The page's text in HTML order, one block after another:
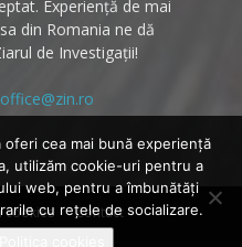
Experiență de mai
din Romania ne dă
de Investigații!
office@zin.ro
cookies Contact
cea mai bună experiență
utilizăm cookie-uri pentru a
web, pentru a îmbunătăţi
cu reţele de socializare.